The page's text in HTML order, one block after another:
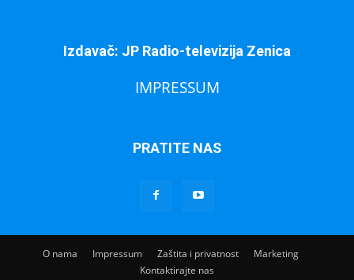
Izdavač: JP Radio-televizija Zenica
IMPRESSUM
PRATITE NAS
O nama Impressum Zaštita i privatnost
Marketing
Kontaktirajte nas